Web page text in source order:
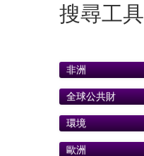
搜尋工具
非洲
全球公共財
環境
歐洲